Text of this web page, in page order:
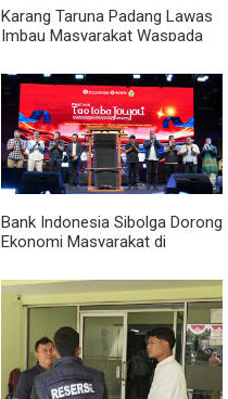
Karang Taruna Padang Lawas
Imbau Masyarakat Waspada
Bank Indonesia Sibolga Dorong
Ekonomi Masyarakat di
2026